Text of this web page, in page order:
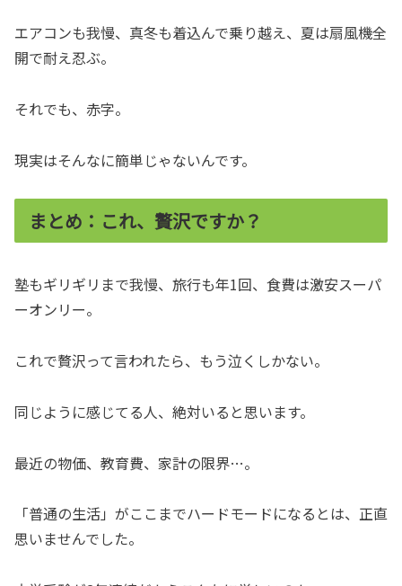
エアコンも我慢、真冬も着込んで乗り越え、夏は扇風機全
開で耐え忍ぶ。
それでも、赤字。
現実はそんなに簡単じゃないんです。
まとめ：これ、贅沢ですか？
塾もギリギリまで我慢、旅行も年1回、食費は激安スーパ
ーオンリー。
これで贅沢って言われたら、もう泣くしかない。
同じように感じてる人、絶対いると思います。
最近の物価、教育費、家計の限界…。
「普通の生活」がここまでハードモードになるとは、正直
思いませんでした。